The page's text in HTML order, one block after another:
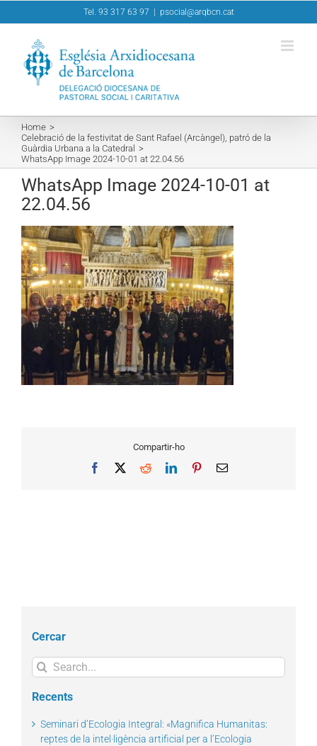
to
Tel. 93 317 63 97 psocial@arqbcn.cat
Home
Celebració de la festivitat de Sant Rafael (Arcàngel), patró de la
Guàrdia Urbana a la Catedral
WhatsApp Image 2024-10-01 at 22.04.56
WhatsApp Image 2024-10-01 at
22.04.56
Compartir-ho
Facebook RedditLinkedInPinterestEmail
Cercar
Search
for:
Recents
Seminari d’Ecologia Integral: «Magnifica Humanitas:
reptes de la intel·ligència artificial per a l’Ecologia